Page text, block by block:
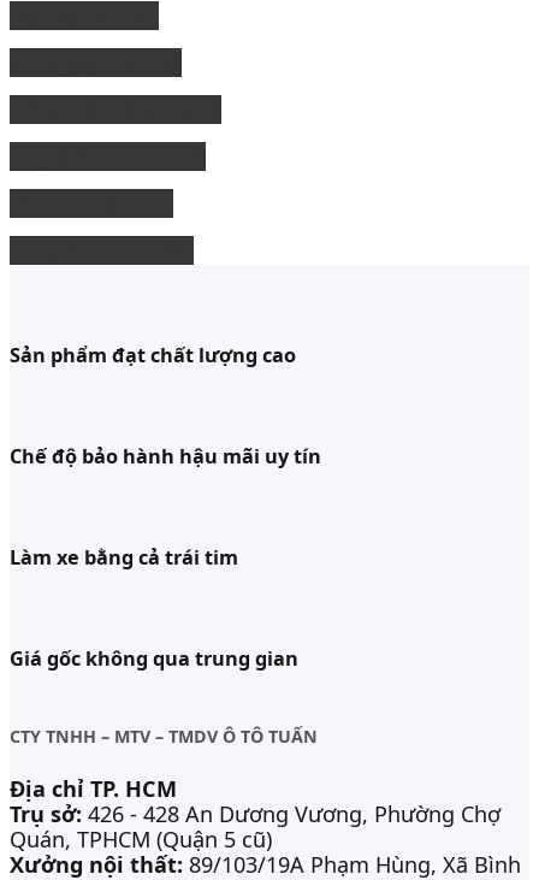
Sản phẩm đạt chất lượng cao
Chế độ bảo hành hậu mãi uy tín
Làm xe bằng cả trái tim
Giá gốc không qua trung gian
CTY TNHH – MTV – TMDV Ô TÔ TUẤN
Địa chỉ TP. HCM
Trụ sở: 426 - 428 An Dương Vương, Phường Chợ
Quán, TPHCM (Quận 5 cũ)
Xưởng nội thất: 89/103/19A Phạm Hùng, Xã Bình